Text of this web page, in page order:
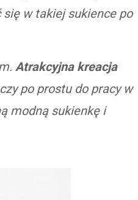
w takiej sukience po
Atrakcyjna kreacja
po prostu do pracy w
modną sukienkę i